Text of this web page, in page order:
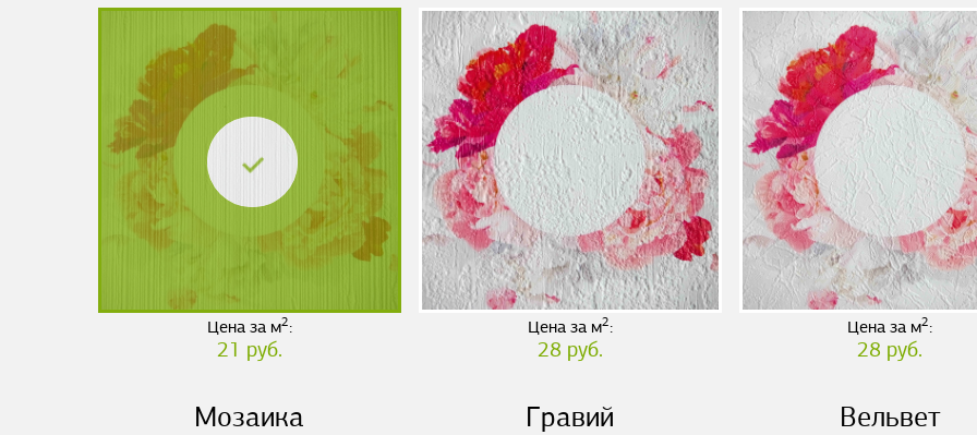
Цена за м2:
21 руб.
Цена за м2:
28 руб.
Цена за м2:
28 руб.
Мозаика Гравий Вельвет